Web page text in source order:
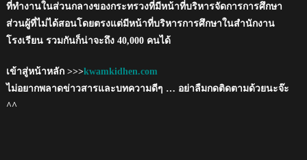
ที่ทำงานในส่วนกลางของกระทรวงที่มีหน้าที่บริหารจัดการการศึกษา
ส่วนผู้ที่ไม่ได้สอนโดยตรงแต่มีหน้าที่บริหารการศึกษาในสำนักงาน
โรงเรียน รวมกันก็น่าจะถึง 40,000 คนได้
เข้าสู่หน้าหลัก >>>kwamkidhen.com
ไม่อยากพลาดข่าวสารและบทความดีๆ … อย่าลืมกดติดตามด้วยนะจ๊ะ
^^